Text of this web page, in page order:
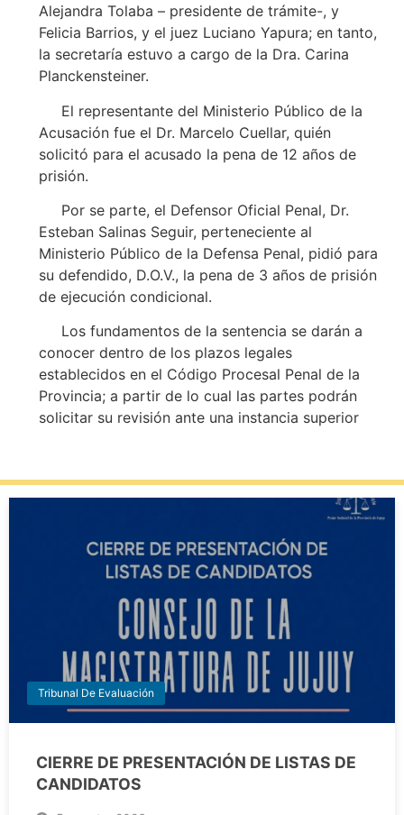
Alejandra Tolaba – presidente de trámite-, y
Felicia Barrios, y el juez Luciano Yapura; en tanto,
la secretaría estuvo a cargo de la Dra. Carina
Planckensteiner.
El representante del Ministerio Público de la
Acusación fue el Dr. Marcelo Cuellar, quién
solicitó para el acusado la pena de 12 años de
prisión.
Por se parte, el Defensor Oficial Penal, Dr.
Esteban Salinas Seguir, perteneciente al
Ministerio Público de la Defensa Penal, pidió para
su defendido, D.O.V., la pena de 3 años de prisión
de ejecución condicional.
Los fundamentos de la sentencia se darán a
conocer dentro de los plazos legales
establecidos en el Código Procesal Penal de la
Provincia; a partir de lo cual las partes podrán
solicitar su revisión ante una instancia superior
Tribunal De Evaluación
CIERRE DE PRESENTACIÓN DE LISTAS DE
CANDIDATOS